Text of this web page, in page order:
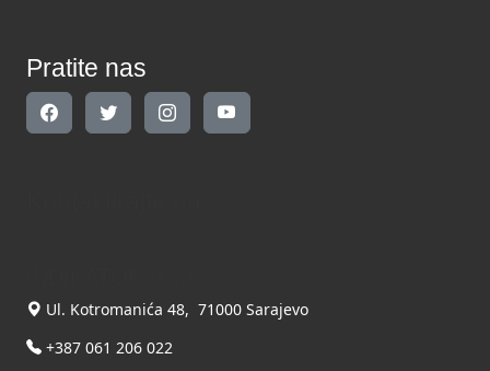
Pratite nas
Ul. Kotromanića 48, 71000 Sarajevo
+387 061 206 022